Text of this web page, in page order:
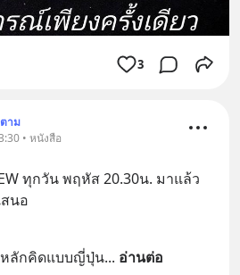
3
าม
• หนังสือ
ทุกวัน พฤหัส 20.30น. มาแล้ว
นอ
หลักคิดแบบญี่ปุ่น... อ่านต่อ